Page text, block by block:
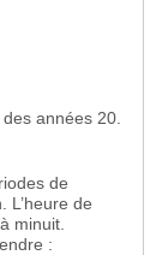
années 20.
de
L’heure de
minuit.
: